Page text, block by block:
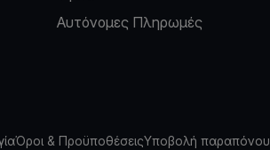
Αυτόνομες Πληρωμές
Όροι & ΠροϋποθέσειςΥποβολή παραπόνου